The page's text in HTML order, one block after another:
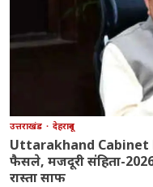
उत्तराखंड देहरादून
Uttarakhand Cabinet
फैसले, मजदूरी संहिता-
रास्ता साफ